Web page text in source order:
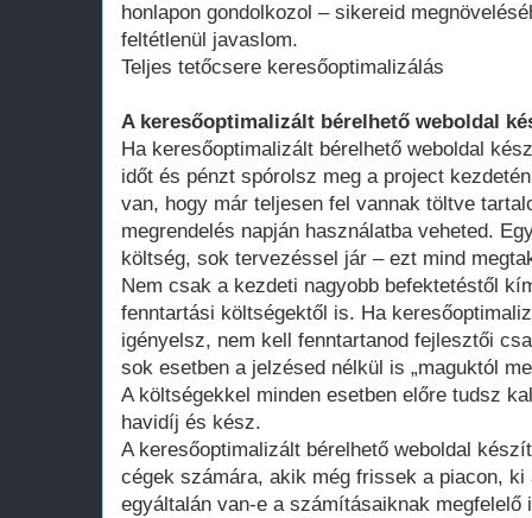
honlapon gondolkozol – sikereid
feltétlenül javaslom.
Teljes tetőcsere keresőoptimalizálás
A keresőoptimalizált bérelhető weboldal
Ha keresőoptimalizált bérelhető weboldal
időt és pénzt spórolsz meg a project
van, hogy már teljesen fel vannak töltve
megrendelés napján használatba veheted.
költség, sok tervezéssel jár – ezt mind
Nem csak a kezdeti nagyobb befektetéstől
fenntartási költségektől is. Ha
igényelsz, nem kell fenntartanod fejlesztői
sok esetben a jelzésed nélkül is „maguktól
A költségekkel minden esetben előre tudsz
havidíj és kész.
A keresőoptimalizált bérelhető weboldal
cégek számára, akik még frissek a piacon, ki
egyáltalán van-e a számításaiknak megfelelő